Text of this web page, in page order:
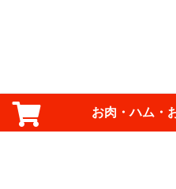
お肉・ハム・